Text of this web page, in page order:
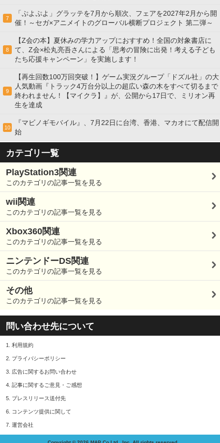
7
「ぷよぷよ」グラッテを7月から順次、フェアを2027年2月から開
催！～セガ×アニメイトのグローバル横断プロジェクト 第二弾～
8
【Z会の本】夏休みの学力アップにおすすめ！全国の対象書店に
て、Z会×松丸亮吾さんによる「思考の冒険に出発！考える子ども
たち応援キャンペーン」を実施します！
9
【再生回数100万回突破！】ゲーム実況グループ「ドズル社」の大
人気動画『トラック4万台分以上の超広い森の木をすべて切るまで
終われません！【マイクラ】』が、公開から17日で、ミリオン再
生を達成
10
『マビノギモバイル』、7月22日に台湾、香港、マカオにて配信開
始
カテゴリ一覧
PlayStation3関連
このカテゴリの記事一覧を見る
wii関連
このカテゴリの記事一覧を見る
Xbox360関連
このカテゴリの記事一覧を見る
ニンテンドーDS関連
このカテゴリの記事一覧を見る
その他
このカテゴリの記事一覧を見る
問い合わせ先について
1. 利用規約
2. プライバシーポリシー
3. 広告に関するお問い合わせ
4. 記事に関するご意見・ご感想
5. プレスリリース送付先
6. コンテンツ提供に関して
7. 運営会社